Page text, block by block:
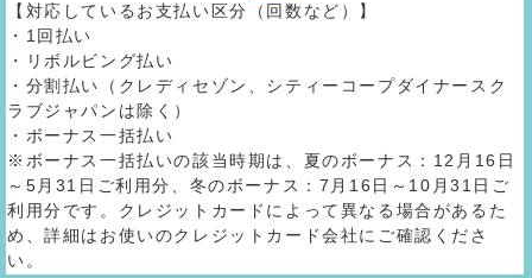
【対応しているお支払い区分（回数など）】
・1回払い
・リボルビング払い
・分割払い（クレディセゾン、シティーコープダイナースク
ラブジャパンは除く）
・ボーナス一括払い
※ボーナス一括払いの該当時期は、夏のボーナス：12月16日
～5月31日ご利用分、冬のボーナス：7月16日～10月31日ご
利用分です。クレジットカードによって異なる場合があるた
め、詳細はお使いのクレジットカード会社にご確認くださ
い。